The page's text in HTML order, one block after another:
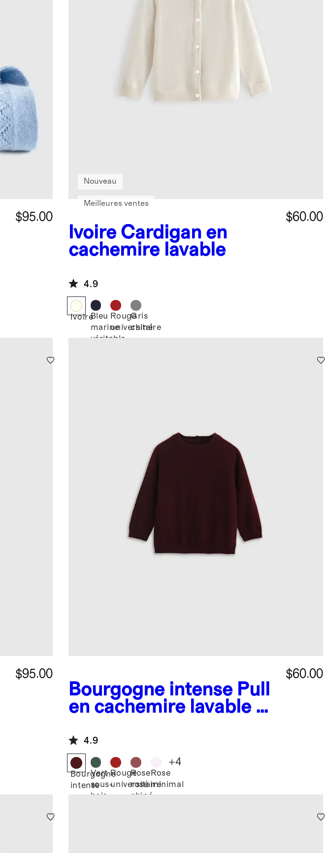
$95.00
Ivoire Cardigan en
cachemire lavable
$60.00
Nouveau
Meilleures ventes
4.9
IvoireBleu
marine
véritable
Rouge
universitaire
Gris
chiné
$95.00
Bourgogne intense Pull
en cachemire lavable à
$60.00
4.9
Bourgogne
intense
Vert
sous-
bois
Rouge
universitaire
Rose
rosé
chiné
Rose
minimal
+4